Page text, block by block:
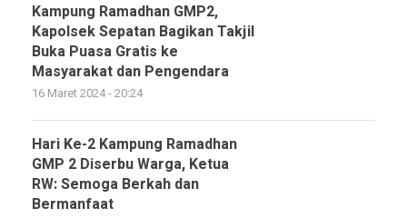
Kampung Ramadhan GMP2,
Kapolsek Sepatan Bagikan Takjil
Buka Puasa Gratis ke
Masyarakat dan Pengendara
16 Maret 2024 - 20:24
Hari Ke-2 Kampung Ramadhan
GMP 2 Diserbu Warga, Ketua
RW: Semoga Berkah dan
Bermanfaat